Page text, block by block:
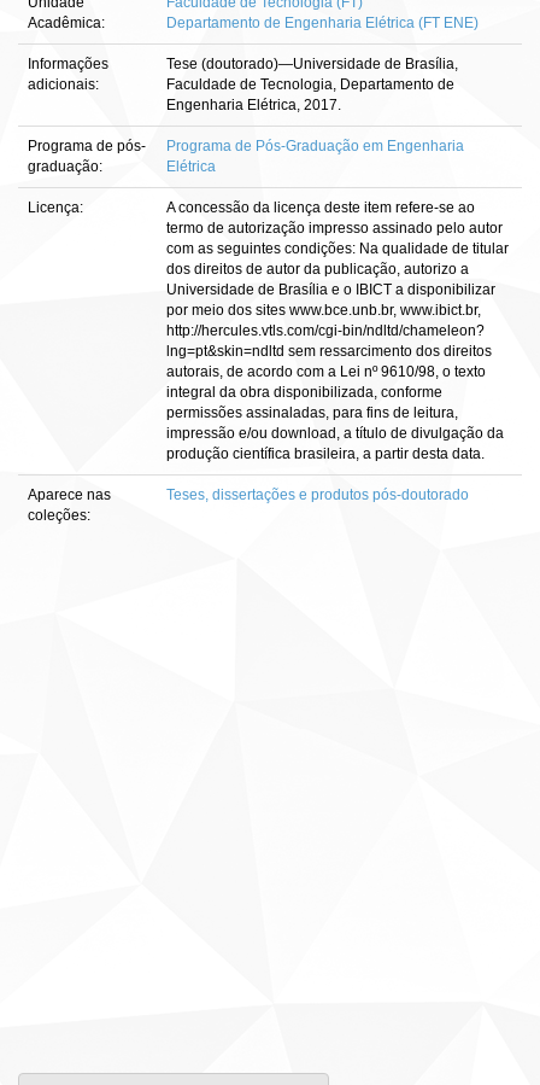
Acadêmica:
Departamento de Engenharia Elétrica (FT ENE)
Informações
adicionais:
Tese (doutorado)—Universidade de Brasília,
Faculdade de Tecnologia, Departamento de
Engenharia Elétrica, 2017.
Programa de pós-
graduação:
Programa de Pós-Graduação em Engenharia
Elétrica
Licença:
A concessão da licença deste item refere-se ao
termo de autorização impresso assinado pelo autor
com as seguintes condições: Na qualidade de titular
dos direitos de autor da publicação, autorizo a
Universidade de Brasília e o IBICT a disponibilizar
por meio dos sites www.bce.unb.br, www.ibict.br,
http://hercules.vtls.com/cgi-bin/ndltd/chameleon?
lng=pt&skin=ndltd sem ressarcimento dos direitos
autorais, de acordo com a Lei nº 9610/98, o texto
integral da obra disponibilizada, conforme
permissões assinaladas, para fins de leitura,
impressão e/ou download, a título de divulgação da
produção científica brasileira, a partir desta data.
Aparece nas
coleções:
Teses, dissertações e produtos pós-doutorado